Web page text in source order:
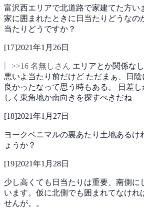
富沢西エリアで北道路で家建てた方い
家に囲まれたときに日当たりどうなの
当たりどうですか？
[17]2021年1月26日
>>16 名無しさん エリアとか関係な
悪いよ当たり前だけど ただまぁ、日
良かったなって思う時もある。
日差
しく東角地か南向きを探すべきだね
[18]2021年1月27日
ヨークベニマルの裏あたり土地あるけ
ょうか？
[19]2021年1月28日
少し高くても日当たりは重要、南側に
います。仮に北側でも囲まれてなけれ
せんが。。